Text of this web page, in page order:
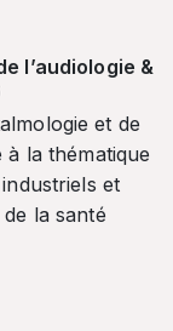
l’audiologie &
et de
à la thématique
et
la santé